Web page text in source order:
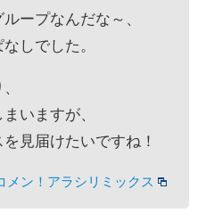
ープなんだな～、
しでした。
いますが、
見届けたいですね！
メン！アラシリミックス